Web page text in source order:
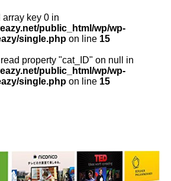
array key 0 in
public_html/wp/wp-
single.php on line 15
property "cat_ID" on null in
public_html/wp/wp-
single.php on line 15